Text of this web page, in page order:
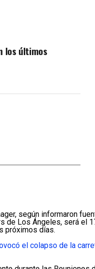
los últimos
según informaron
Los Ángeles, será el
próximos días.
el colapso de la